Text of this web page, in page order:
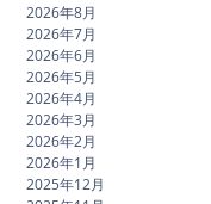
2026年8月
2026年7月
2026年6月
2026年5月
2026年4月
2026年3月
2026年2月
2026年1月
2025年12月